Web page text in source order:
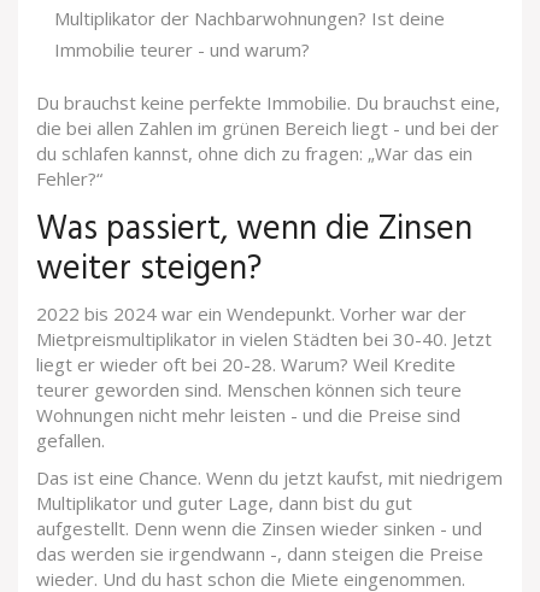
Multiplikator der Nachbarwohnungen? Ist deine
Immobilie teurer - und warum?
Du brauchst keine perfekte Immobilie. Du brauchst eine,
die bei allen Zahlen im grünen Bereich liegt - und bei der
du schlafen kannst, ohne dich zu fragen: „War das ein
Fehler?“
Was passiert, wenn die Zinsen
weiter steigen?
2022 bis 2024 war ein Wendepunkt. Vorher war der
Mietpreismultiplikator in vielen Städten bei 30-40. Jetzt
liegt er wieder oft bei 20-28. Warum? Weil Kredite
teurer geworden sind. Menschen können sich teure
Wohnungen nicht mehr leisten - und die Preise sind
gefallen.
Das ist eine Chance. Wenn du jetzt kaufst, mit niedrigem
Multiplikator und guter Lage, dann bist du gut
aufgestellt. Denn wenn die Zinsen wieder sinken - und
das werden sie irgendwann -, dann steigen die Preise
wieder. Und du hast schon die Miete eingenommen.